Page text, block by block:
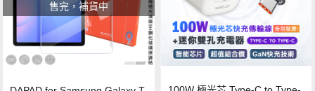
售完，補貨中